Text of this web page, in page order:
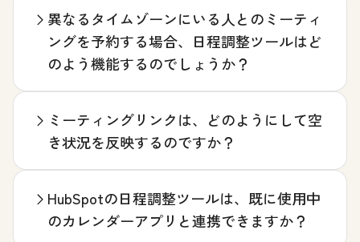
異なるタイムゾーンにいる人とのミーティ
ングを予約する場合、日程調整ツールはど
のよう機能するのでしょうか？
ミーティングリンクは、どのようにして空
き状況を反映するのですか？
HubSpotの日程調整ツールは、既に使用中
のカレンダーアプリと連携できますか？